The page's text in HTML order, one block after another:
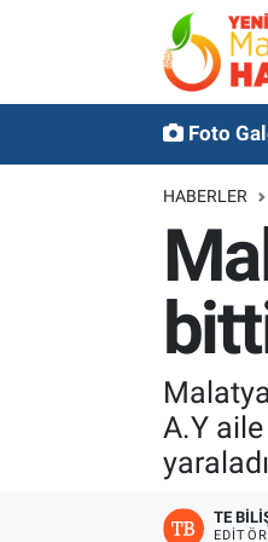
Foto
HABERLER
A.Y
TE
EDITÖR
Malatya Nöbetçi
Malatya Trafik
Süper Lig Puan
Tüm Manşetler
Son Dakika Haberleri
Haber Arşivi